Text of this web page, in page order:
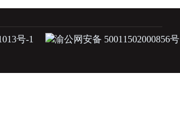
号-1 渝公网安备 50011502000856号